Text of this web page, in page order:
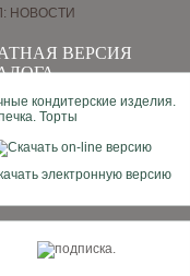
ВЕРСИЯ
НОВОСТИ